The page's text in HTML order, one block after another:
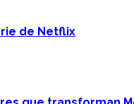
de Netflix